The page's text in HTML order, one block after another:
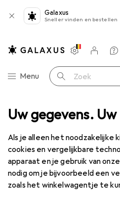
Uw gegevens. Uw
Als je alleen het noodzakelijke
cookies en vergelijkbare
apparaat en je gebruik van
nodig om je bijvoorbeeld een
zoals het winkelwagentje te
Galaxus
Sneller vinden en bestellen
Categorie navigatie
Menu Zoek op
Instellingen
Klantenaccount
Verlanglijstje
Winkelmandje
Toys Vibrators Doc Johnson